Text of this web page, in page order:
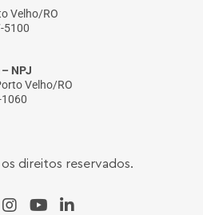
Velho/RO
5100
NPJ
Velho/RO
direitos reservados.